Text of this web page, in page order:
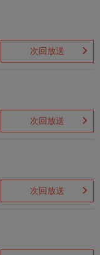
次回放送
次回放送
次回放送